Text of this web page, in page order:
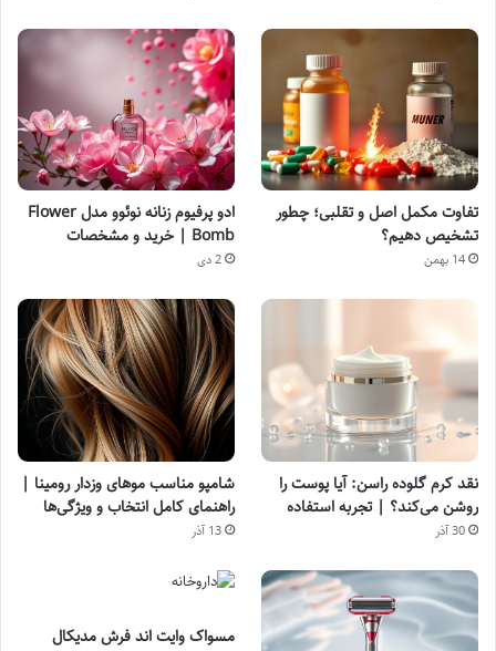
تفاوت مکمل اصل و تقلبی؛ چطور
تشخیص دهیم؟
14 بهمن
ادو پرفیوم زنانه نوئوو مدل Flower
Bomb | خرید و مشخصات
2 دی
نقد کرم گلوده راسن: آیا پوست را
روشن می‌کند؟ | تجربه استفاده
30 آذر
شامپو مناسب موهای وزدار رومینا |
راهنمای کامل انتخاب و ویژگی‌ها
13 آذر
مسواک وایت اند فرش مدیکال